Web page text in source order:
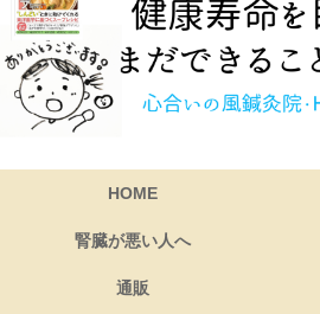
HOME
腎臓が悪い人へ
通販